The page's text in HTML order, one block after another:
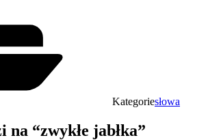
Kategoriesłowa
na “zwykłe jabłka”